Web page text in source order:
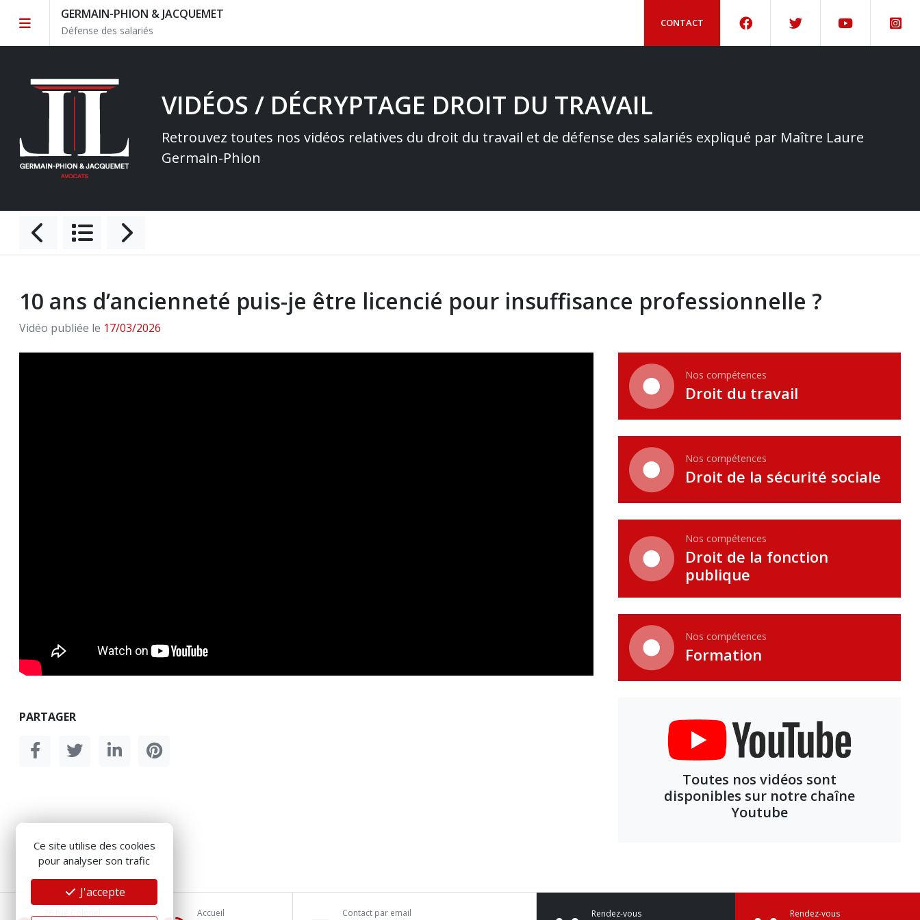
GERMAIN-PHION & JACQUEMET
Défense des salariés
CONTACT
VIDÉOS / DÉCRYPTAGE DROIT DU TRAVAIL
Retrouvez toutes nos vidéos relatives du droit du travail et de défense des salariés expliqué par Maître Laure
Germain-Phion
10 ans d’ancienneté puis-je être licencié pour insuffisance professionnelle ?
Vidéo publiée le 17/03/2026
PARTAGER
Nos compétences
Droit du travail
Nos compétences
Droit de la sécurité sociale
Nos compétences
Droit de la fonction
publique
Nos compétences
Formation
Toutes nos vidéos sont
disponibles sur notre chaîne
Youtube
Accueil Contact par email Rendez-vous Rendez-vous
Ce site utilise des cookies
pour analyser son trafic
J'accepte